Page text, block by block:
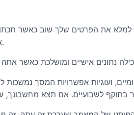
את הפרטים שלך שוב כאשר
אלה יימשכו לשנה אחת.
ועוגיות אפשרויות המסך